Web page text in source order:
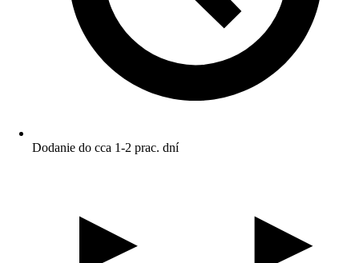
Dodanie do cca 1-2 prac. dní